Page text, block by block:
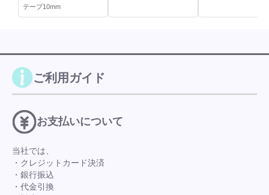
テープ10mm
ご利用ガイド
お支払いについて
当社では、
・クレジットカード決済
・銀行振込
・代金引換